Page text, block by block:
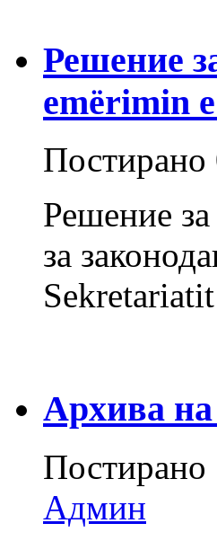
Решение
emërimin
Постирано
Решение за
за
Архива
Постирано
Админ